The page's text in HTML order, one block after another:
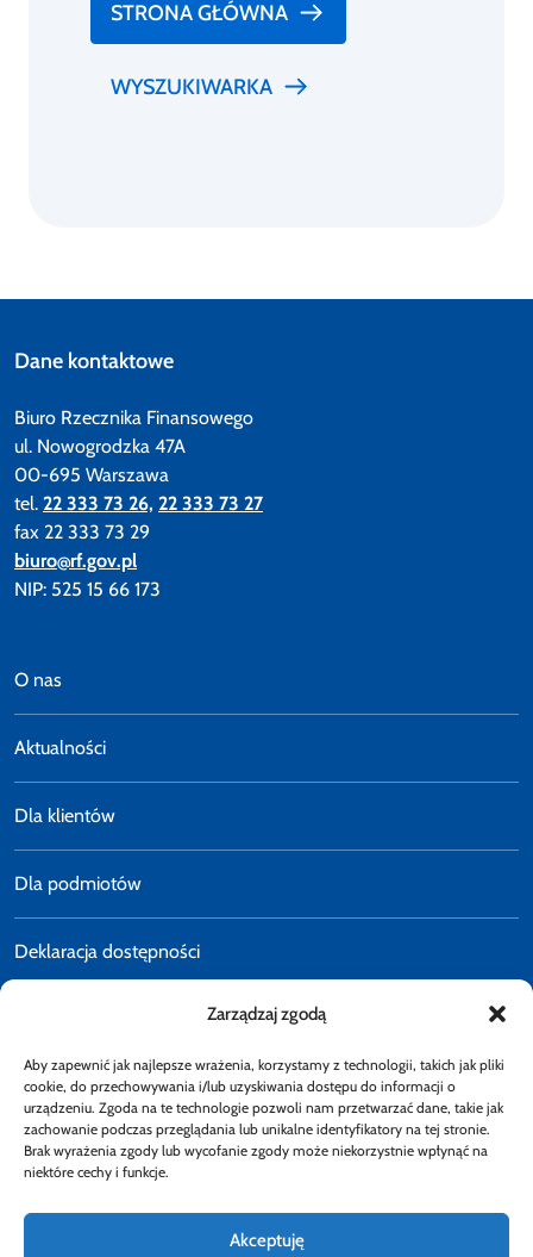
Zarządzaj zgodą
Aby zapewnić jak najlepsze wrażenia, korzystamy z technologii, takich jak pliki
cookie, do przechowywania i/lub uzyskiwania dostępu do informacji o
urządzeniu. Zgoda na te technologie pozwoli nam przetwarzać dane, takie jak
zachowanie podczas przeglądania lub unikalne identyfikatory na tej stronie.
Brak wyrażenia zgody lub wycofanie zgody może niekorzystnie wpłynąć na
niektóre cechy i funkcje.
Akceptuję
STRONA GŁÓWNA
WYSZUKIWARKA
Dane kontaktowe
Biuro Rzecznika Finansowego
ul. Nowogrodzka 47A
00-695 Warszawa
tel. 22 333 73 26, 22 333 73 27
fax 22 333 73 29
biuro@rf.gov.pl
NIP: 525 15 66 173
O nas
Aktualności
Dla klientów
Dla podmiotów
Deklaracja dostępności
E-faktury
Dostępność